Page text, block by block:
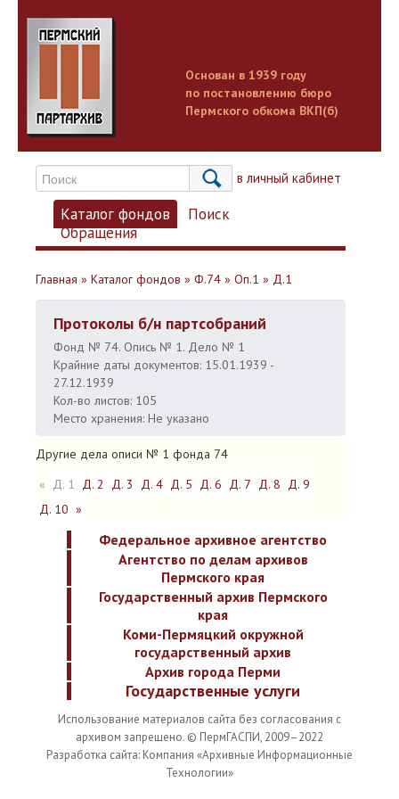
Основан в 1939 году
по постановлению бюро
Пермского обкома ВКП(б)
Вход в личный кабинет
Каталог фондов
Поиск
Обращения
Главная » Каталог фондов » Ф.74 » Оп.1 » Д.1
Протоколы б/н партсобраний
Фонд № 74. Опись № 1. Дело № 1
Крайние даты документов: 15.01.1939 -
27.12.1939
Кол-во листов: 105
Место хранения: Не указано
Другие дела описи № 1 фонда 74
« Д. 1 Д. 2 Д. 3 Д. 4 Д. 5 Д. 6 Д. 7 Д. 8 Д. 9
Д. 10 »
Федеральное архивное агентство
Агентство по делам архивов
Пермского края
Государственный архив Пермского
края
Коми-Пермяцкий окружной
государственный архив
Архив города Перми
Государственные услуги
Использование материалов сайта без согласования с
архивом запрещено. © ПермГАСПИ, 2009–2022
Разработка сайта: Компания «Архивные Информационные
Технологии»